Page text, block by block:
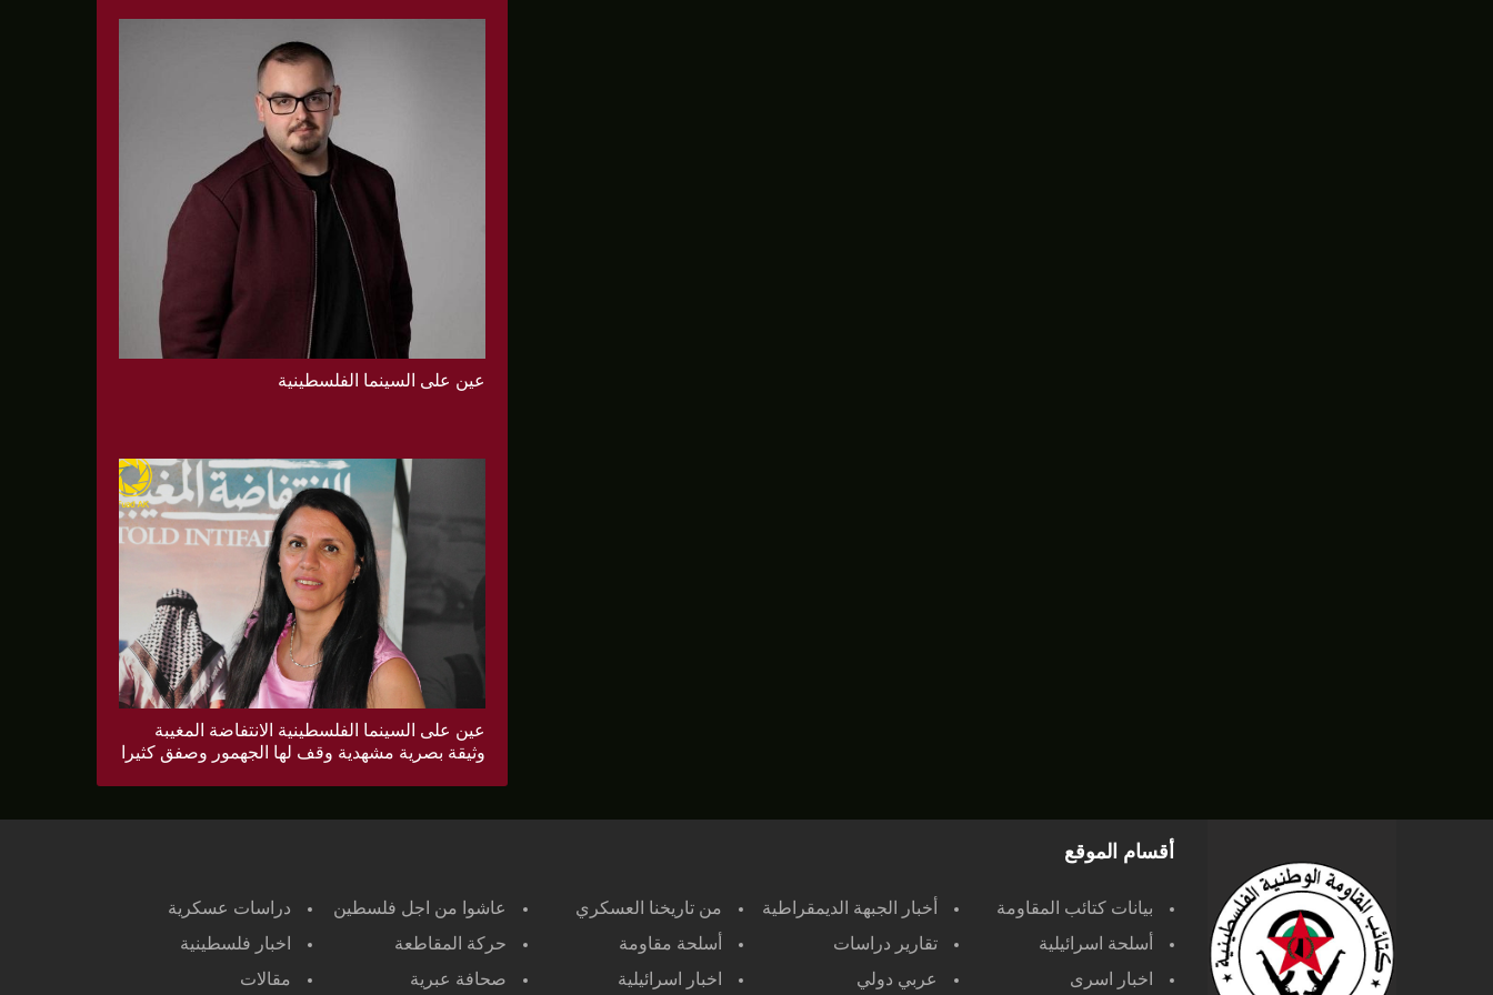
عين على السينما الفلسطينية
عين على السينما الفلسطينية الانتفاضة المغيبة
وثيقة بصرية مشهدية وقف لها الجهمور وصفق كثيرا
أقسام الموقع
بيانات كتائب المقاومة أخبار الجبهة الديمقراطية من تاريخنا العسكري عاشوا من اجل فلسطين
دراسات عسكرية
أسلحة اسرائيلية
تقارير دراسات أسلحة مقاومة حركة المقاطعة
اخبار فلسطينية
اخبار اسرى
عربي دولي اخبار اسرائيلية صحافة عبرية مقالات